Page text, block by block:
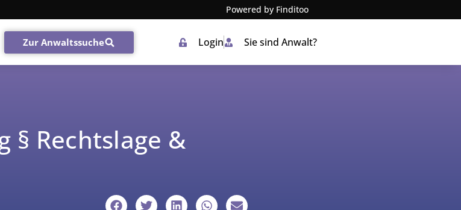
Powered by Finditoo
Zur Anwaltssuche Login Sie sind Anwalt?
Rechtslage &